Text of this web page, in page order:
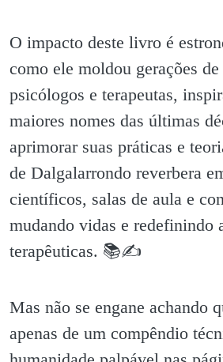
O impacto deste livro é
como ele moldou gerações
psicólogos e terapeutas,
maiores nomes das últimas
aprimorar suas práticas e
de Dalgalarrondo reverbera
científicos, salas de aula e
mudando vidas e redefinindo
terapêuticas. 📚✍️
Mas não se engane achando
apenas de um compêndio